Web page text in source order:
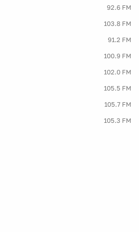
92.6 FM
103.8 FM
91.2 FM
100.9 FM
102.0 FM
105.5 FM
105.7 FM
105.3 FM